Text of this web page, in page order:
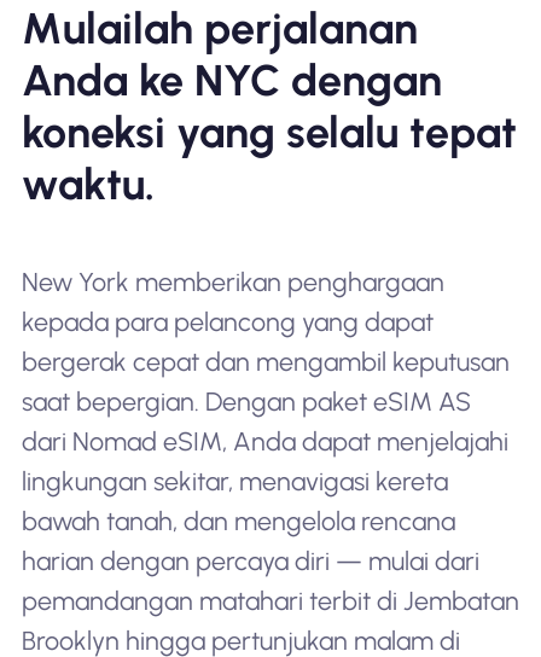
Mulailah perjalanan
Anda ke NYC dengan
koneksi yang selalu tepat
waktu.
New York memberikan penghargaan
kepada para pelancong yang dapat
bergerak cepat dan mengambil keputusan
saat bepergian. Dengan paket eSIM AS
dari Nomad eSIM, Anda dapat menjelajahi
lingkungan sekitar, menavigasi kereta
bawah tanah, dan mengelola rencana
harian dengan percaya diri — mulai dari
pemandangan matahari terbit di Jembatan
Brooklyn hingga pertunjukan malam di